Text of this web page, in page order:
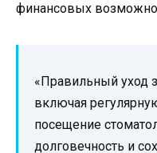
финансовых
«Правильный уход
включая
посещение
долговечность и